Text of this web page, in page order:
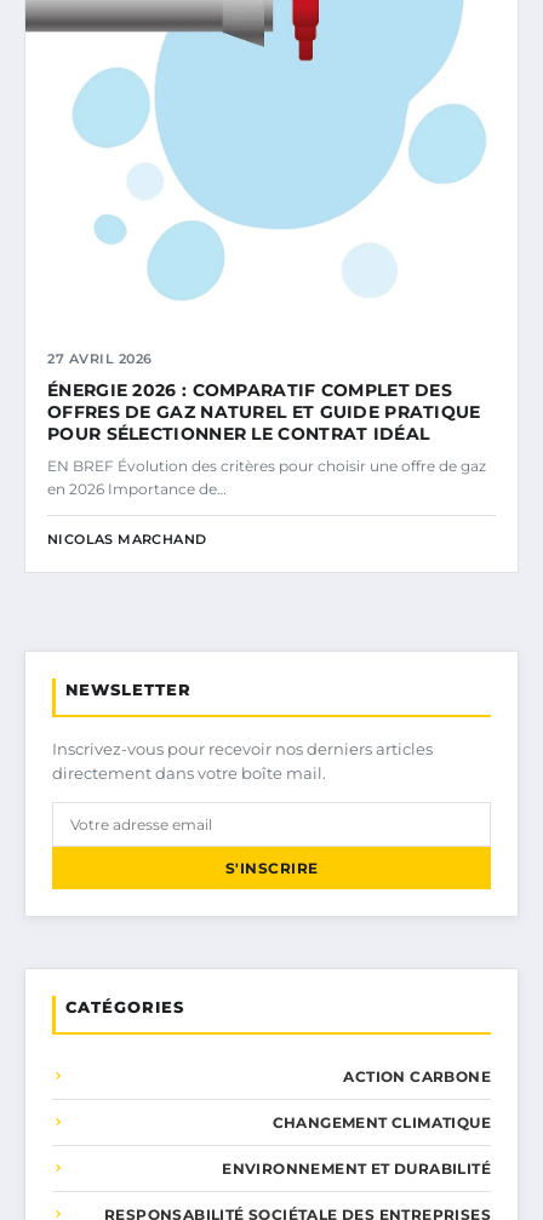
27 AVRIL 2026
ÉNERGIE 2026 : COMPARATIF COMPLET DES
OFFRES DE GAZ NATUREL ET GUIDE PRATIQUE
POUR SÉLECTIONNER LE CONTRAT IDÉAL
EN BREF Évolution des critères pour choisir une offre de gaz
en 2026 Importance de…
NICOLAS MARCHAND
NEWSLETTER
Inscrivez-vous pour recevoir nos derniers articles
directement dans votre boîte mail.
S'INSCRIRE
CATÉGORIES
ACTION CARBONE
CHANGEMENT CLIMATIQUE
ENVIRONNEMENT ET DURABILITÉ
RESPONSABILITÉ SOCIÉTALE DES ENTREPRISES